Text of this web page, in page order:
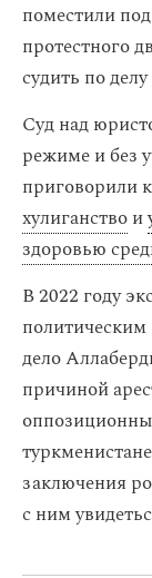
поместили
протестного
судить по
Суд над
режиме и без
приговорили
хулиганствои
здоровью
В 2022 году
дело
причиной
заключения
с ним